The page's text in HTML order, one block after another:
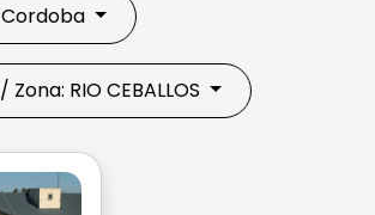
Provincia: Cordoba
Localidad / Zona: RIO CEBALLOS